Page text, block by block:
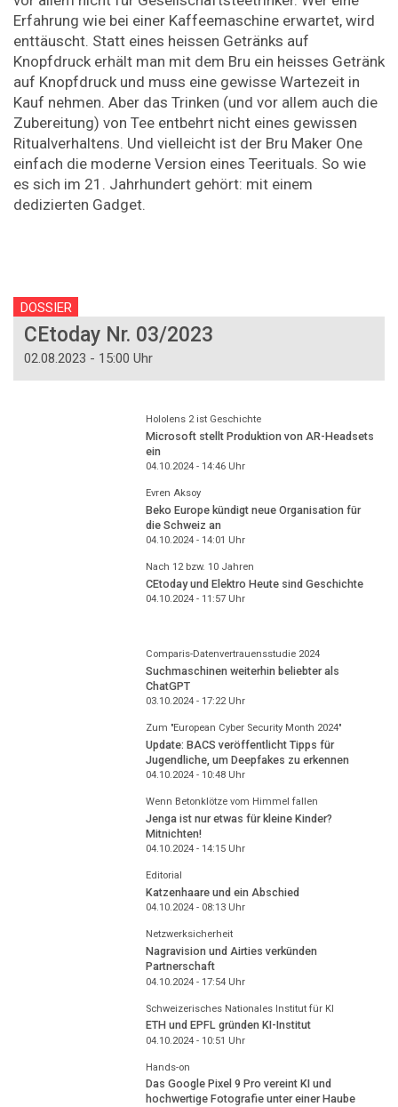
Erfahrung wie bei einer Kaffeemaschine erwartet, wird
enttäuscht. Statt eines heissen Getränks auf
Knopfdruck erhält man mit dem Bru ein heisses Getränk
auf Knopfdruck und muss eine gewisse Wartezeit in
Kauf nehmen. Aber das Trinken (und vor allem auch die
Zubereitung) von Tee entbehrt nicht eines gewissen
Ritualverhaltens. Und vielleicht ist der Bru Maker One
einfach die moderne Version eines Teerituals. So wie
es sich im 21. Jahrhundert gehört: mit einem
dedizierten Gadget.
DOSSIER
CEtoday Nr. 03/2023
02.08.2023 - 15:00 Uhr
Hololens 2 ist Geschichte
Microsoft stellt Produktion von AR-Headsets
ein
04.10.2024 - 14:46Uhr
Evren Aksoy
Beko Europe kündigt neue Organisation für
die Schweiz an
04.10.2024 - 14:01 Uhr
Nach 12 bzw. 10 Jahren
CEtoday und Elektro Heute sind Geschichte
04.10.2024 - 11:57Uhr
Comparis-Datenvertrauensstudie 2024
Suchmaschinen weiterhin beliebter als
ChatGPT
03.10.2024 - 17:22Uhr
Zum "European Cyber Security Month 2024"
Update: BACS veröffentlicht Tipps für
Jugendliche, um Deepfakes zu erkennen
04.10.2024 - 10:48Uhr
Wenn Betonklötze vom Himmel fallen
Jenga ist nur etwas für kleine Kinder?
Mitnichten!
04.10.2024 - 14:15Uhr
Editorial
Katzenhaare und ein Abschied
04.10.2024 - 08:13Uhr
Netzwerksicherheit
Nagravision und Airties verkünden
Partnerschaft
04.10.2024 - 17:54Uhr
Schweizerisches Nationales Institut für KI
ETH und EPFL gründen KI-Institut
04.10.2024 - 10:51 Uhr
Hands-on
Das Google Pixel 9 Pro vereint KI und
hochwertige Fotografie unter einer Haube